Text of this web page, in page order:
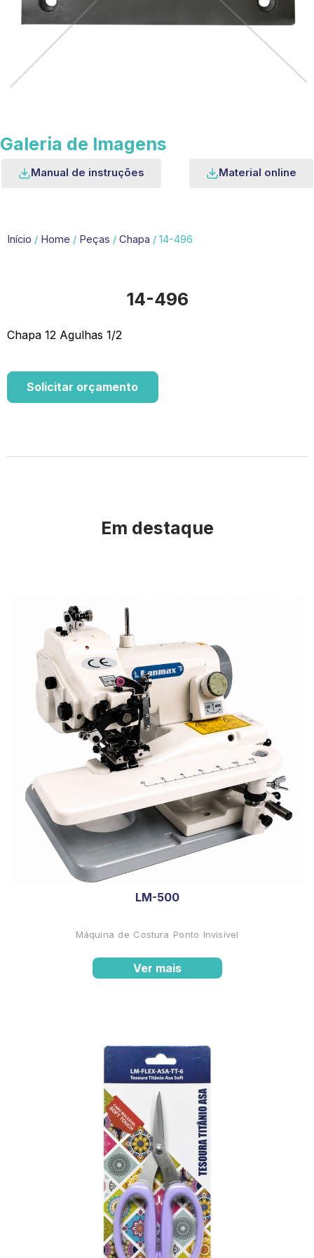
Galeria de Imagens
Manual de instruções Material online
Início / Home / Peças / Chapa / 14-496
14-496
Chapa 12 Agulhas 1/2
Solicitar orçamento
Em destaque
LM-500
Máquina de Costura Ponto Invisível
Ver mais